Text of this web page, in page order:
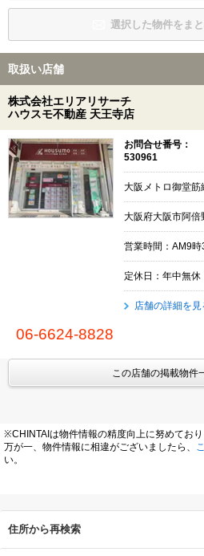
選択した物件をま
取扱い店舗
株式会社エリアリサーチ
ハウスモ不動産 天王寺店
お問合せ番号：
530961
大阪メトロ御堂筋
大阪府大阪市阿倍
営業時間：AM9
定休日：年中無休
店舗の詳細を見
06-6624-8828
この店舗の掲載物件
※CHINTAIは物件情報の精度向上に努めており
万が一、物件情報に相違がございましたら、
い。
住所から再検索